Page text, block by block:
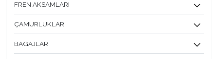
FREN AKSAMLARI
ÇAMURLUKLAR
BAGAJLAR